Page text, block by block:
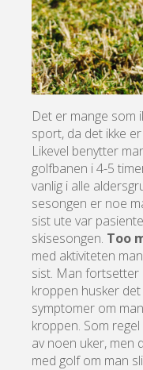
Det er mange som
sport, da det ikke
Likevel benytter
golfbanen i 4-5
vanlig i alle
sesongen er noe
sist ute var
skisesongen. Too
med aktiviteten
sist. Man fortsetter
kroppen husker
symptomer om
kroppen. Som
av noen uker, men
med golf om man